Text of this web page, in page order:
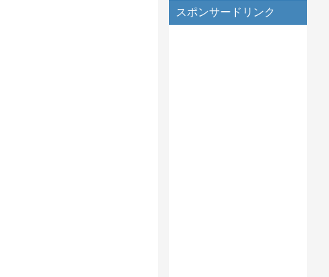
スポンサードリンク